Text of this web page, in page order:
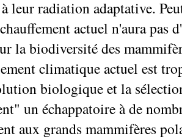
leur radiation adaptative.
actuel n'aura pas
la biodiversité des
climatique actuel est
biologique et la
un échappatoire à de
aux grands mammifères